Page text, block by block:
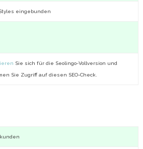
eingebunden
Sie sich für die Seolingo-Vollversion und
Sie Zugriff auf diesen SEO-Check.